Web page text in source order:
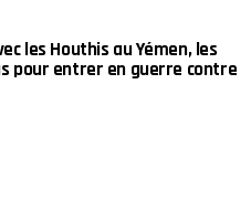
les Houthis au Yémen, les
pour entrer en guerre contre